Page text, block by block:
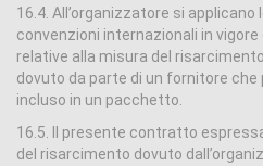
16.4. All’organizzatore si
convenzioni internazionali in vigore
relative alla misura del
dovuto da parte di un fornitore
incluso in un pacchetto.
16.5. Il presente contratto
del risarcimento dovuto